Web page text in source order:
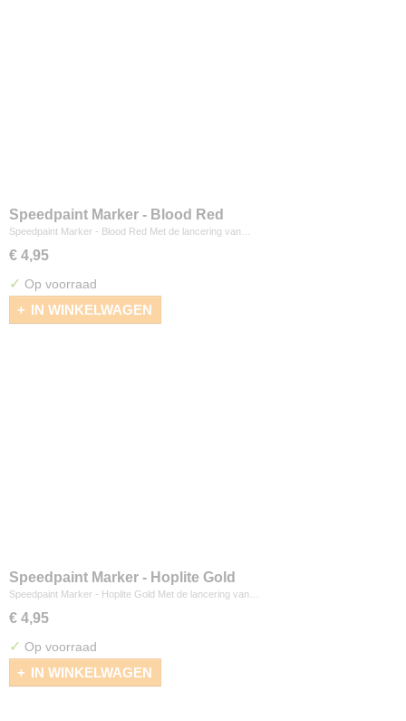
Speedpaint Marker - Blood Red
Speedpaint Marker - Blood Red Met de lancering van…
€ 4,95
✓ Op voorraad
IN WINKELWAGEN
Speedpaint Marker - Hoplite Gold
Speedpaint Marker - Hoplite Gold Met de lancering van…
€ 4,95
✓ Op voorraad
IN WINKELWAGEN